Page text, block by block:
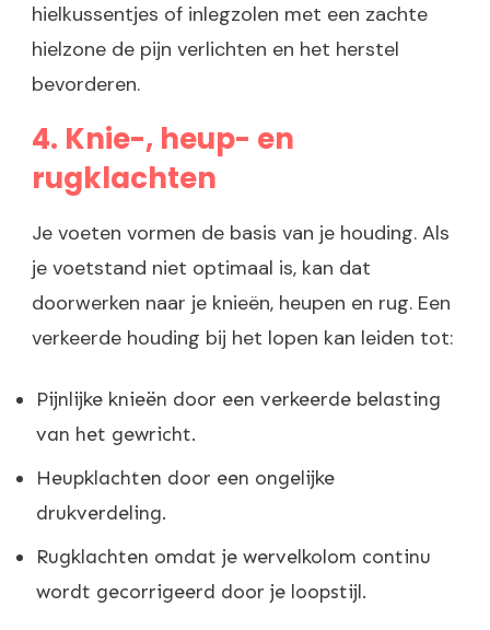
hielkussentjes of inlegzolen met een zachte
hielzone de pijn verlichten en het herstel
bevorderen.
4. Knie-, heup- en
rugklachten
Je voeten vormen de basis van je houding. Als
je voetstand niet optimaal is, kan dat
doorwerken naar je knieën, heupen en rug. Een
verkeerde houding bij het lopen kan leiden tot:
Pijnlijke knieën door een verkeerde belasting
van het gewricht.
Heupklachten door een ongelijke
drukverdeling.
Rugklachten omdat je wervelkolom continu
wordt gecorrigeerd door je loopstijl.